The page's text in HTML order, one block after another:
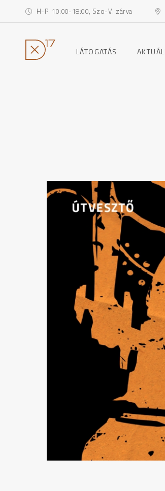
H-P: 10:00-18:00, Szo-V: zárva
LÁTOGATÁS toggle